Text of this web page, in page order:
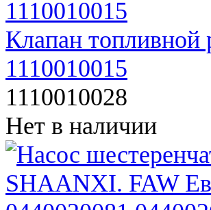
Клапан
1110010015
1110010028
Нет в наличии